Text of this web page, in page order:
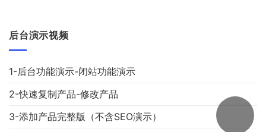
后台演示视频
1-后台功能演示-闭站功能演示
2-快速复制产品-修改产品
3-添加产品完整版（不含SEO演示）